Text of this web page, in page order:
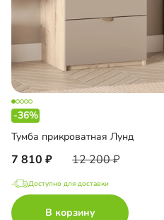
-36%
Тумба прикроватная Лунд
7 810 12 200
Доступно для доставки
В корзину